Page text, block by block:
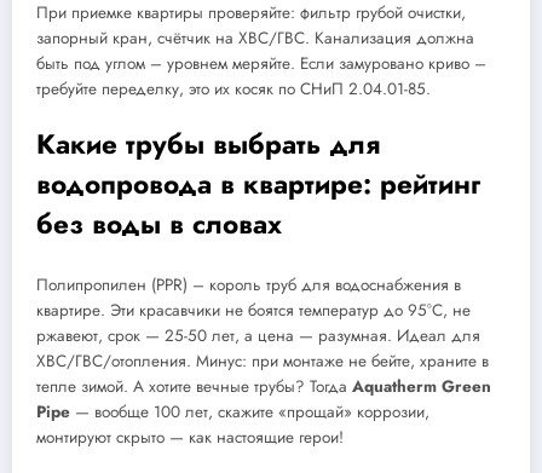
При приемке квартиры проверяйте: фильтр грубой очистки,
запорный кран, счётчик на ХВС/ГВС. Канализация должна
быть под углом – уровнем меряйте. Если замуровано криво –
требуйте переделку, это их косяк по СНиП 2.04.01-85.
Какие трубы выбрать для
водопровода в квартире: рейтинг
без воды в словах
Полипропилен (PPR) – король труб для водоснабжения в
квартире. Эти красавчики не боятся температур до 95°C, не
ржавеют, срок — 25-50 лет, а цена — разумная. Идеал для
ХВС/ГВС/отопления. Минус: при монтаже не бейте, храните в
тепле зимой. А хотите вечные трубы? Тогда Aquatherm Green
Pipe — вообще 100 лет, скажите «прощай» коррозии,
монтируют скрыто — как настоящие герои!